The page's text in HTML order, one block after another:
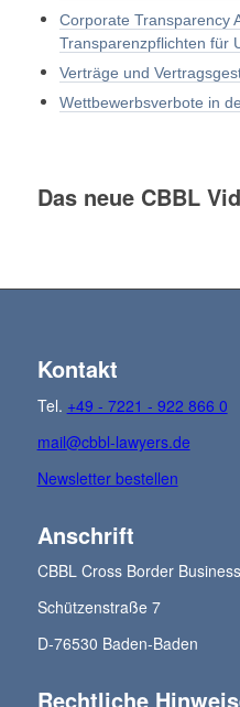
Corporate Transparency
Transparenzpflichten für
Verträge und
Wettbewerbsverbote in
Das neue CBBL
Kontakt
Tel. +49 - 7221 - 922 866 0
mail@cbbl-lawyers.de
Newsletter bestellen
Anschrift
CBBL Cross Border
Schützenstraße 7
D-76530 Baden-Baden
Rechtliche